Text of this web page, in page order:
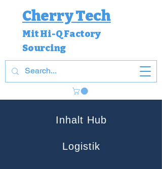
Cherry Tech
Mit Hi-Q Factory
Sourcing
Inhalt Hub
Logistik